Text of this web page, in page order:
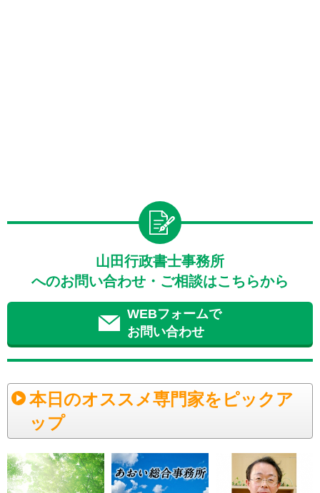
山田行政書士事務所
へのお問い合わせ・ご相談はこちらから
WEBフォームで
お問い合わせ
本日のオススメ専門家をピックア
ップ